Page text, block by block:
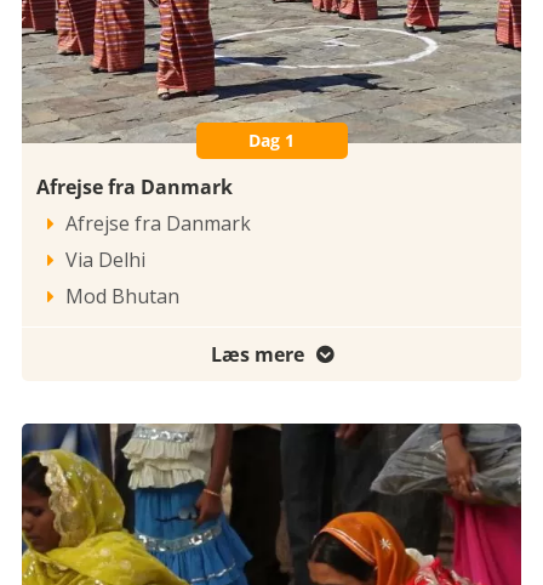
Dag 1
Afrejse fra Danmark
 Afrejse fra Danmark
 Via Delhi
 Mod Bhutan
Læs mere 